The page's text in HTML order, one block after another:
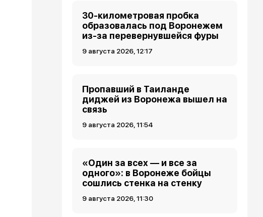
30-километровая пробка
образовалась под Воронежем
из-за перевернувшейся фуры
9 августа 2026, 12:17
Пропавший в Таиланде
диджей из Воронежа вышел на
связь
9 августа 2026, 11:54
«Один за всех — и все за
одного»: в Воронеже бойцы
сошлись стенка на стенку
9 августа 2026, 11:30